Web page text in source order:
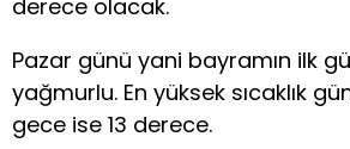
derece olacak.
Pazar günü yani bayramın ilk
yağmurlu. En yüksek sıcaklık
gece ise 13 derece.